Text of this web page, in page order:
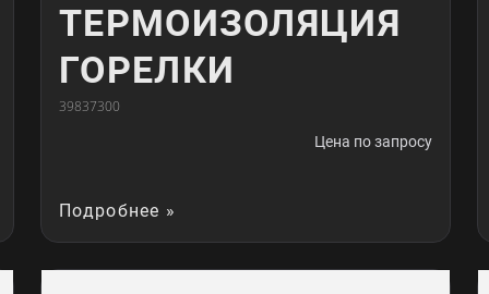
ТЕРМОИЗОЛЯЦИЯ
ГОРЕЛКИ
39837300
Цена по запросу
Подробнее »